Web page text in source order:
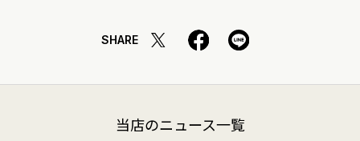
SHARE
当店のニュース一覧